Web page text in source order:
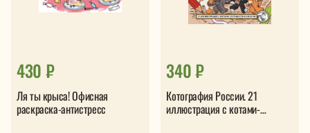
430 ₽
Ля ты крыса! Офисная
раскраска-антистресс
340 ₽
Котография России. 21
иллюстрация с котами-